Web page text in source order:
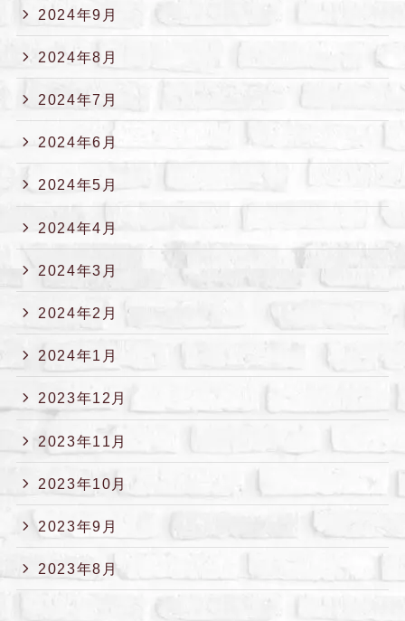
2024年9月
2024年8月
2024年7月
2024年6月
2024年5月
2024年4月
2024年3月
2024年2月
2024年1月
2023年12月
2023年11月
2023年10月
2023年9月
2023年8月